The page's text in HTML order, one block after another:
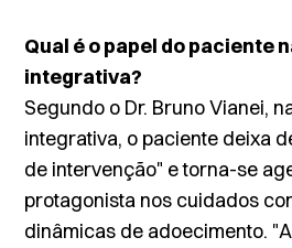
Qual é o papel do paciente
integrativa?
Segundo o Dr. Bruno Vianei,
integrativa, o paciente deixa
de intervenção" e torna-se
protagonista nos cuidados
dinâmicas de adoecimento.